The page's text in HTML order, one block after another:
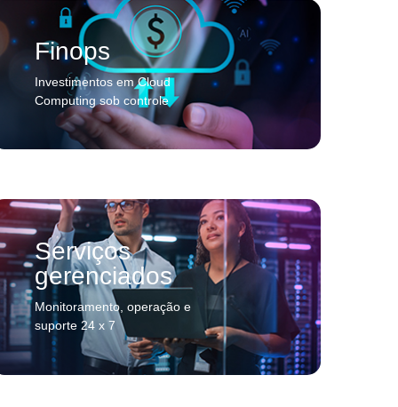
Finops
Investimentos em Cloud
Computing sob controle
Serviços
gerenciados
Monitoramento, operação e
suporte 24 x 7